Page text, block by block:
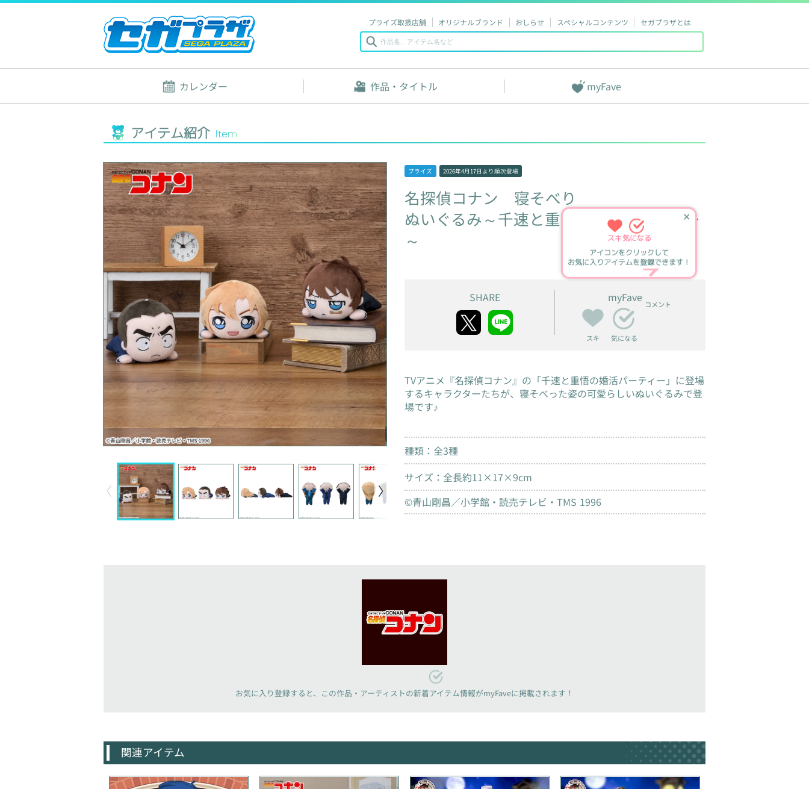
プライズ取扱店舗 オリジナルブランド おしらせ スペシャルコンテンツ セガプラザとは
カレンダー 作品・タイトル myFave
アイテム紹介 Item
プライズ 2026年4月17日 より順次登場
名探偵コナン
寝そべり
ぬいぐるみ～千速と重悟の婚活パーティー
～
✕
スキ気になる
アイコンをクリックして
お気に入りアイテムを登録できます！
SHARE myFave
スキ 気になる
コメント
TVアニメ『名探偵コナン』の「千速と重悟の婚活パーティー」に登場
するキャラクターたちが、寝そべった姿の可愛らしいぬいぐるみで登
場です♪
種類：全3種
サイズ：全長約11×17×9cm
©青山剛昌／小学館・読売テレビ・TMS 1996
お気に入り登録すると、 この作品・アーティストの新着アイテム情報がmyFaveに掲載されます！
関連アイテム